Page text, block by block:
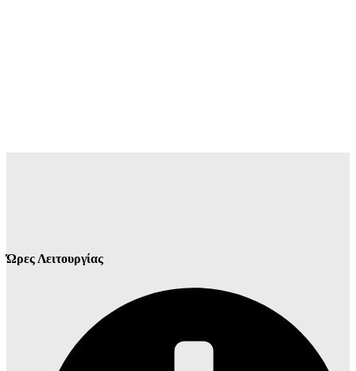
Ώρες Λειτουργίας